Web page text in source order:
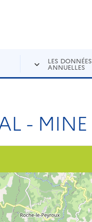
LES DONNÉES
ANNUELLES
- MINE